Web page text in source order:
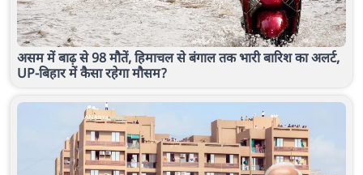
असम में बाढ़ से 98 मौतें, हिमाचल से बंगाल तक भारी बारिश का अलर्ट,
UP-बिहार में कैसा रहेगा मौसम?